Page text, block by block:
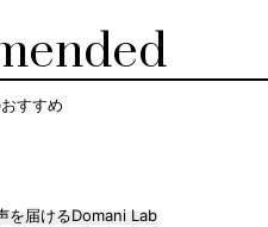
すすめ
を届けるDomani Lab